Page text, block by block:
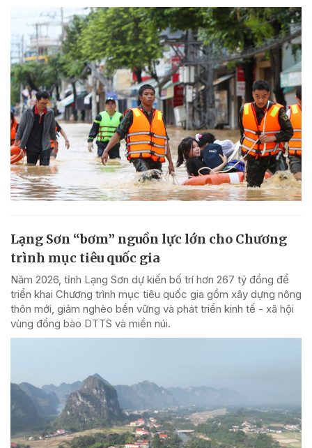
Lạng Sơn “bơm” nguồn lực lớn cho Chương
trình mục tiêu quốc gia
Năm 2026, tỉnh Lạng Sơn dự kiến bố trí hơn 267 tỷ đồng để
triển khai Chương trình mục tiêu quốc gia gồm xây dựng nông
thôn mới, giảm nghèo bền vững và phát triển kinh tế - xã hội
vùng đồng bào DTTS và miền núi.